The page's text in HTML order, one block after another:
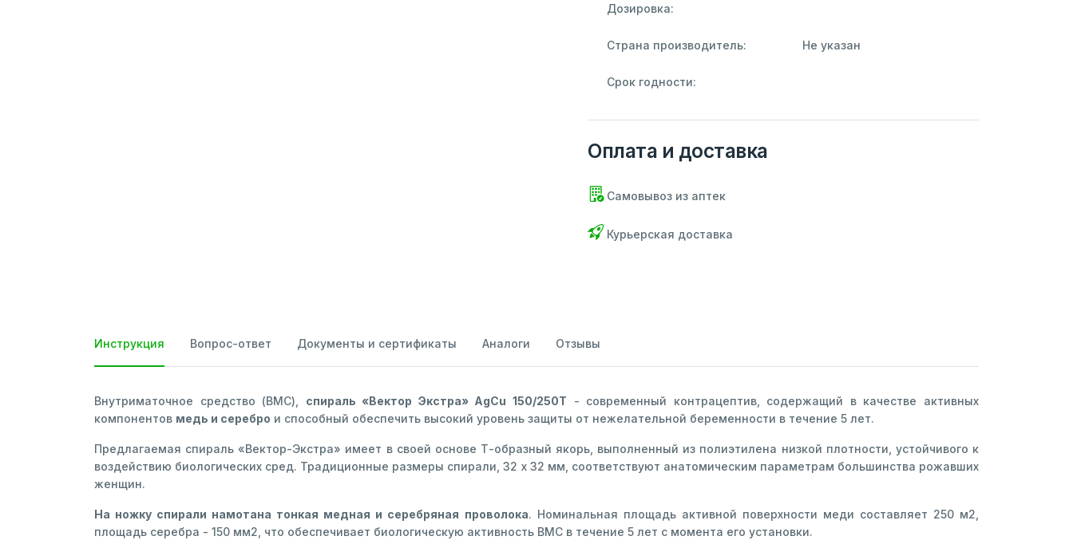
Дозировка:
Страна производитель: Не указан
Срок годности:
Оплата и доставка
Самовывоз из аптек
Курьерская доставка
Инструкция Вопрос-ответ Документы и сертификаты Аналоги Отзывы
Внутриматочное средство (ВМС), спираль «Вектор Экстра» AgCu 150/250Т - современный контрацептив, содержащий в качестве активных
компонентов медь и серебро и способный обеспечить высокий уровень защиты от нежелательной беременности в течение 5 лет.
Предлагаемая спираль «Вектор-Экстра» имеет в своей основе Т-образный якорь, выполненный из полиэтилена низкой плотности, устойчивого к
воздействию биологических сред. Традиционные размеры спирали, 32 х 32 мм, соответствуют анатомическим параметрам большинства рожавших
женщин.
На ножку спирали намотана тонкая медная и серебряная проволока. Номинальная площадь активной поверхности меди составляет 250 м2,
площадь серебра - 150 мм2, что обеспечивает биологическую активность ВМС в течение 5 лет с момента его установки.